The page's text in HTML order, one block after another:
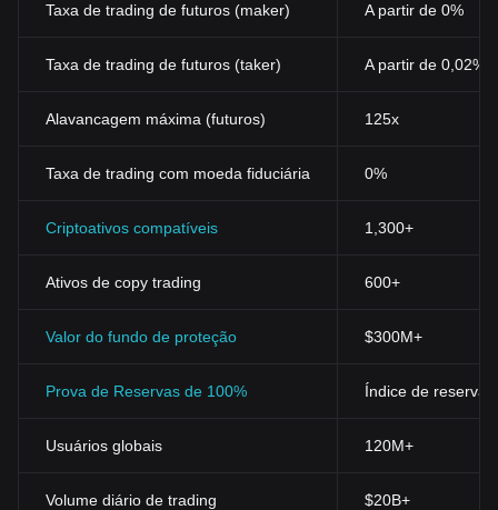
Taxa de trading de futuros (maker) A partir de 0%
Taxa de trading de futuros (taker) A partir de 0,02%
Alavancagem máxima (futuros) 125x
Taxa de trading com moeda fiduciária 0%
Criptoativos compatíveis 1,300+
Ativos de copy trading 600+
Valor do fundo de proteção $300M+
Prova de Reservas de 100% Índice de
Usuários globais 120M+
Volume diário de trading $20B+